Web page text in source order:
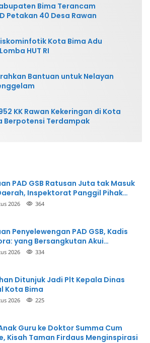
Bima Terancam
Petakan 40 Desa Rawan
Kota Bima Adu
HUT RI
Bantuan untuk Nelayan
KK Rawan Kekeringan di Kota
Berpotensi Terdampak
PAD GSB Ratusan Juta tak Masuk
Inspektorat Panggil Pihak
2026 364
Penyelewengan PAD GSB, Kadis
yang Bersangkutan Akui
dan Siap Mengembalikan
2026 334
Ditunjuk Jadi Plt Kepala Dinas
Kota Bima
2026 225
Guru ke Doktor Summa Cum
Kisah Taman Firdaus Menginspirasi